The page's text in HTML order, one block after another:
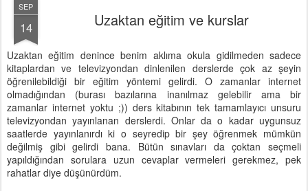
SEP
14 Uzaktan eğitim ve kurslar
Uzaktan eğitim denince benim aklıma okula gidilmeden sadece
kitaplardan ve televizyondan dinlenilen derslerde çok az şeyin
öğrenilebildiği bir eğitim yöntemi gelirdi. O zamanlar internet
olmadığından (burası bazılarına inanılmaz gelebilir ama bir
zamanlar internet yoktu ;)) ders kitabının tek tamamlayıcı unsuru
televizyondan yayınlanan derslerdi. Onlar da o kadar uygunsuz
saatlerde yayınlanırdı ki o seyredip bir şey öğrenmek mümkün
değilmiş gibi gelirdi bana. Bütün sınavları da çoktan seçmeli
yapıldığından sorulara uzun cevaplar vermeleri gerekmez, pek
rahatlar diye düşünürdüm.